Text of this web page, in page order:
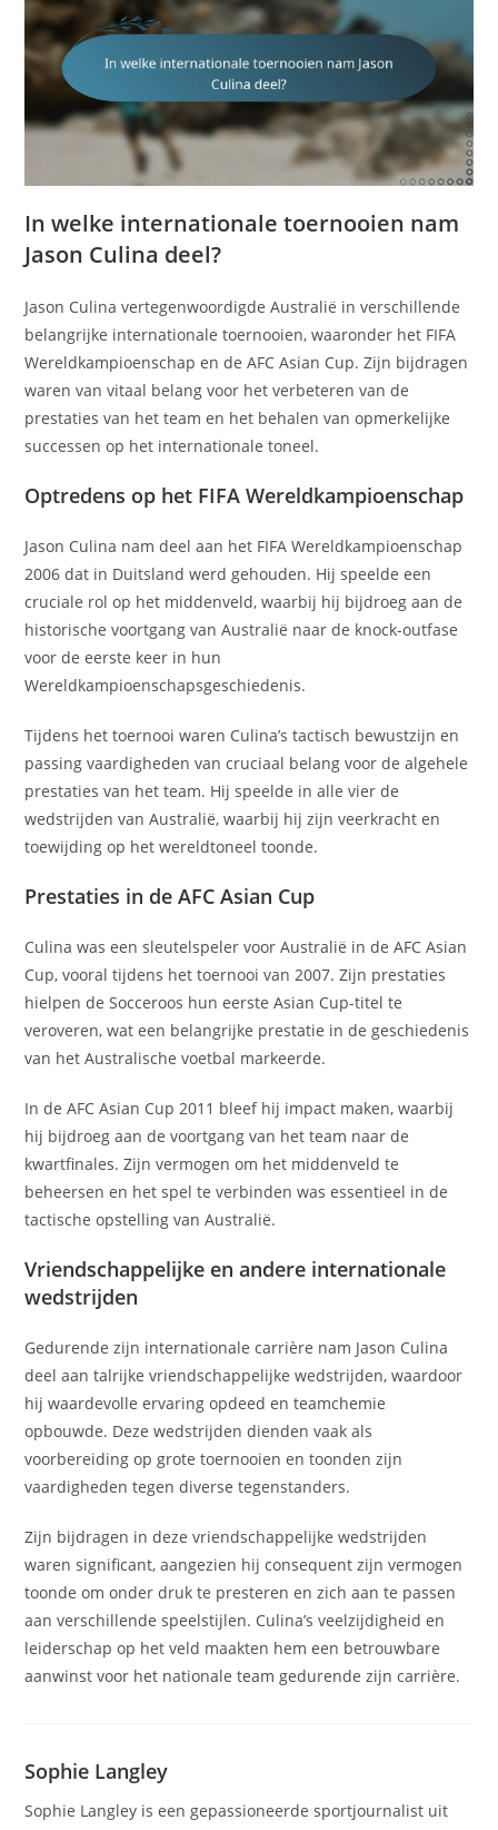
In welke internationale toernooien nam
Jason Culina deel?
Jason Culina vertegenwoordigde Australië in verschillende
belangrijke internationale toernooien, waaronder het FIFA
Wereldkampioenschap en de AFC Asian Cup. Zijn bijdragen
waren van vitaal belang voor het verbeteren van de
prestaties van het team en het behalen van opmerkelijke
successen op het internationale toneel.
Optredens op het FIFA Wereldkampioenschap
Jason Culina nam deel aan het FIFA Wereldkampioenschap
2006 dat in Duitsland werd gehouden. Hij speelde een
cruciale rol op het middenveld, waarbij hij bijdroeg aan de
historische voortgang van Australië naar de knock-outfase
voor de eerste keer in hun
Wereldkampioenschapsgeschiedenis.
Tijdens het toernooi waren Culina’s tactisch bewustzijn en
passing vaardigheden van cruciaal belang voor de algehele
prestaties van het team. Hij speelde in alle vier de
wedstrijden van Australië, waarbij hij zijn veerkracht en
toewijding op het wereldtoneel toonde.
Prestaties in de AFC Asian Cup
Culina was een sleutelspeler voor Australië in de AFC Asian
Cup, vooral tijdens het toernooi van 2007. Zijn prestaties
hielpen de Socceroos hun eerste Asian Cup-titel te
veroveren, wat een belangrijke prestatie in de geschiedenis
van het Australische voetbal markeerde.
In de AFC Asian Cup 2011 bleef hij impact maken, waarbij
hij bijdroeg aan de voortgang van het team naar de
kwartfinales. Zijn vermogen om het middenveld te
beheersen en het spel te verbinden was essentieel in de
tactische opstelling van Australië.
Vriendschappelijke en andere internationale
wedstrijden
Gedurende zijn internationale carrière nam Jason Culina
deel aan talrijke vriendschappelijke wedstrijden, waardoor
hij waardevolle ervaring opdeed en teamchemie
opbouwde. Deze wedstrijden dienden vaak als
voorbereiding op grote toernooien en toonden zijn
vaardigheden tegen diverse tegenstanders.
Zijn bijdragen in deze vriendschappelijke wedstrijden
waren significant, aangezien hij consequent zijn vermogen
toonde om onder druk te presteren en zich aan te passen
aan verschillende speelstijlen. Culina’s veelzijdigheid en
leiderschap op het veld maakten hem een betrouwbare
aanwinst voor het nationale team gedurende zijn carrière.
Sophie Langley
Sophie Langley is een gepassioneerde sportjournalist uit